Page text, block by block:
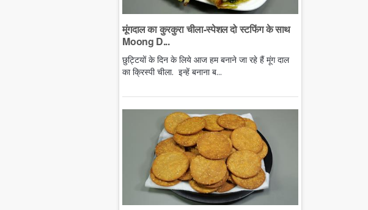
मूंगदाल का कुरकुरा चीला-स्पेशल दो स्टफिंग के साथ
Moong D...
छुट्टियों के दिन के लिये आज हम बनाने जा रहे हैं मूंग दाल
का क्रिस्पी चीला. इन्हें बनाना ब...